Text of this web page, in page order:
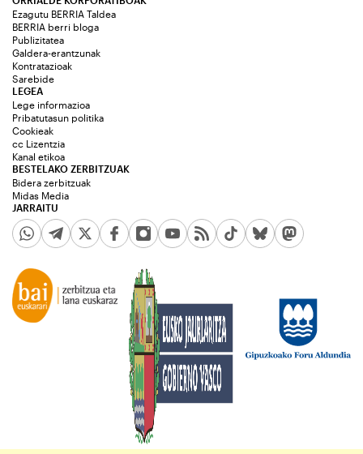
Ezagutu BERRIA Taldea
BERRIA berri bloga
Publizitatea
Galdera-erantzunak
Kontratazioak
Sarebide
JARRAITU
LEGEA
Lege informazioa
Pribatutasun politika
Cookieak
cc Lizentzia
Kanal etikoa
BESTELAKO ZERBITZUAK
Bidera zerbitzuak
Midas Media